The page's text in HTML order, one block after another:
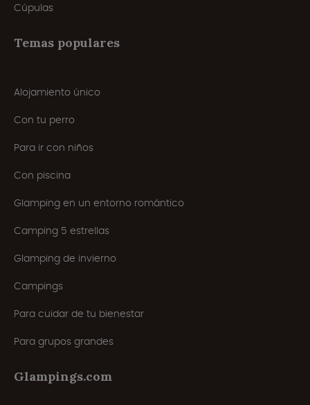
Cúpulas
Temas populares
Alojamiento único
Con tu perro
Para ir con niños
Con piscina
Glamping en un entorno romántico
Camping 5 estrellas
Glamping de invierno
Campings
Para cuidar de tu bienestar
Para grupos grandes
Glampings.com